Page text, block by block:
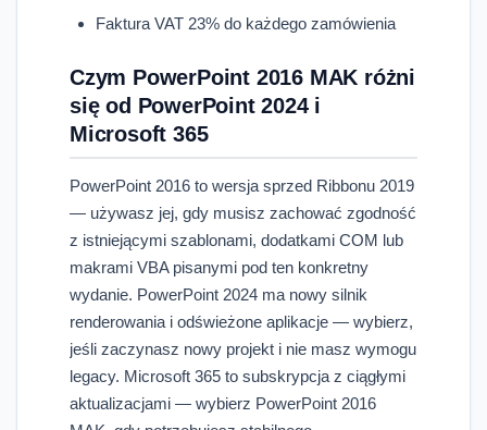
Faktura VAT 23% do każdego zamówienia
Czym PowerPoint 2016 MAK różni
się od PowerPoint 2024 i
Microsoft 365
PowerPoint 2016 to wersja sprzed Ribbonu 2019
— używasz jej, gdy musisz zachować zgodność
z istniejącymi szablonami, dodatkami COM lub
makrami VBA pisanymi pod ten konkretny
wydanie. PowerPoint 2024 ma nowy silnik
renderowania i odświeżone aplikacje — wybierz,
jeśli zaczynasz nowy projekt i nie masz wymogu
legacy. Microsoft 365 to subskrypcja z ciągłymi
aktualizacjami — wybierz PowerPoint 2016